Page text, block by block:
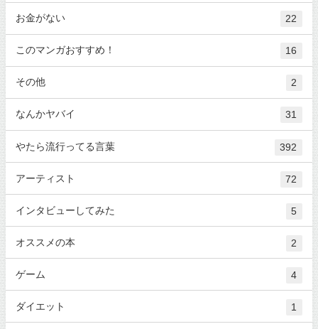
お金がない 22
このマンガおすすめ！ 16
その他 2
なんかヤバイ 31
やたら流行ってる言葉 392
アーティスト 72
インタビューしてみた 5
オススメの本 2
ゲーム 4
ダイエット 1